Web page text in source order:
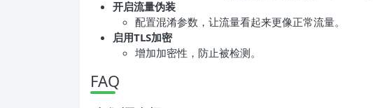
开启流量伪装
配置混淆参数，让流量看起来更像正常流量。
启用TLS加密
增加加密性，防止被检测。
FAQ